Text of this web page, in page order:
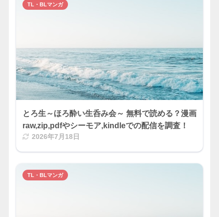
とろ生～ほろ酔い生呑み会～ 無料で読める？漫画
raw,zip,pdfやシーモア,kindleでの配信を調査！
2026年7月18日
TL・BLマンガ
TL・BLマンガ